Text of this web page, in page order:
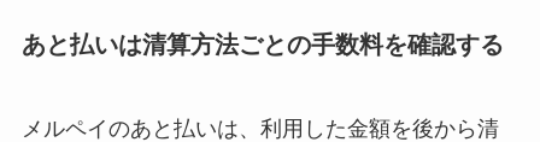
あと払いは清算方法ごとの手数料を確認する
メルペイのあと払いは、利用した金額を後から清